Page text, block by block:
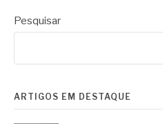
Pesquisar
ARTIGOS EM DESTAQUE